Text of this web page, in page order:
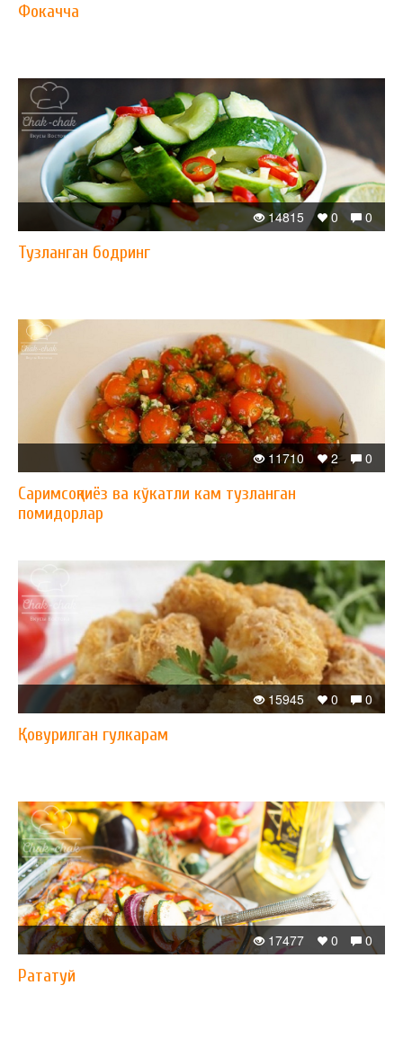
Фокачча
0
0
14815
Тузланган бодринг
0
2
11710
Саримсоқпиёз ва кўкатли кам тузланган
помидорлар
0
0
15945
Қовурилган гулкарам
0
0
17477
Рататуй